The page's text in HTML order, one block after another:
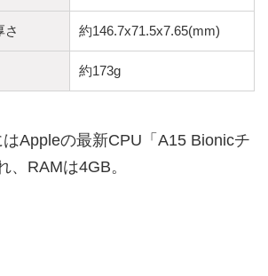
さ 約146.7x71.5x7.65(mm)
約173g
はAppleの最新CPU「A15 Bionicチ
、RAMは4GB。